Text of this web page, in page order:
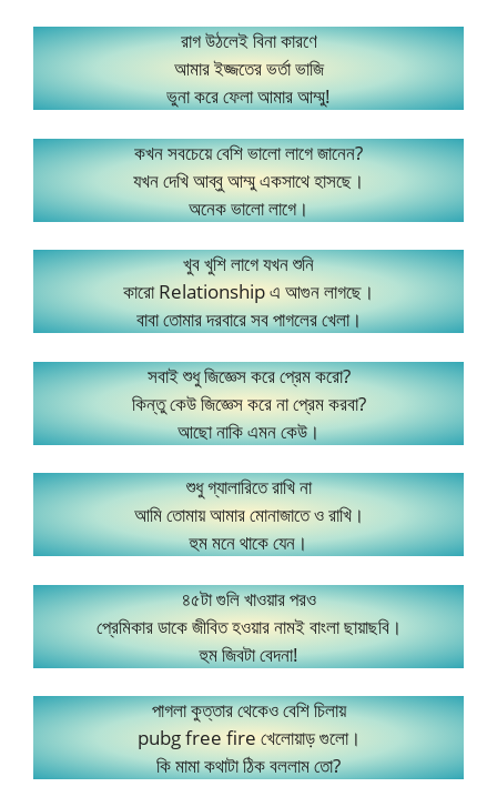
রাগ উঠলেই বিনা কারণে
আমার ইজ্জতের ভর্তা ভাজি
ভুনা করে ফেলা আমার আম্মু!
কখন সবচেয়ে বেশি ভালো লাগে জানেন?
যখন দেখি আব্বু আম্মু একসাথে হাসছে।
অনেক ভালো লাগে।
খুব খুশি লাগে যখন শুনি
কারো Relationship এ আগুন লাগছে।
বাবা তোমার দরবারে সব পাগলের খেলা।
সবাই শুধু জিজ্ঞেস করে প্রেম করো?
কিন্তু কেউ জিজ্ঞেস করে না প্রেম করবা?
আছো নাকি এমন কেউ।
শুধু গ্যালারিতে রাখি না
আমি তোমায় আমার মোনাজাতে ও রাখি।
হুম মনে থাকে যেন।
৪৫টা গুলি খাওয়ার পরও
প্রেমিকার ডাকে জীবিত হওয়ার নামই বাংলা ছায়াছবি।
হুম জিবটা বেদনা!
পাগলা কুত্তার থেকেও বেশি চিলায়
pubg free fire খেলোয়াড় গুলো।
কি মামা কথাটা ঠিক বললাম তো?